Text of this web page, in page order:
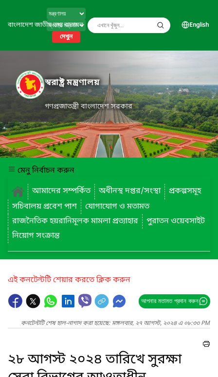
বাংলাদেশ জাতীয় তথ্য বাতায়ন
দেখুন
English
স্বরাষ্ট্র মন্ত্রণালয়
গণপ্রজাতন্ত্রী বাংলাদেশ সরকার
মেনু নির্বাচন করুন
আমাদের সম্পর্কিত
অধীনস্থ দপ্তর/সংস্থা
প্রকল্পসমূহ
সচিবালয় প্রবেশ পাশ
যোগাযোগ ও মতামত
রাজনৈতিক হয়রানিমূলক মামলা প্রত্যাহার
পুরাতন ওয়েবসাইট
নিয়োগ সংক্রান্ত
এই কনটেন্টটি শেয়ার করতে ক্লিক করুন
আপনার মতামত প্রদান করুন
কনটেন্টটি শেষ হাল-নাগাদ করা হয়েছে: মঙ্গলবার, ২৭ আগস্ট, ২০২৪ এ ০৮:৩৩ PM
২৮ আগস্ট ২০২৪ তারিখে সুরক্ষা